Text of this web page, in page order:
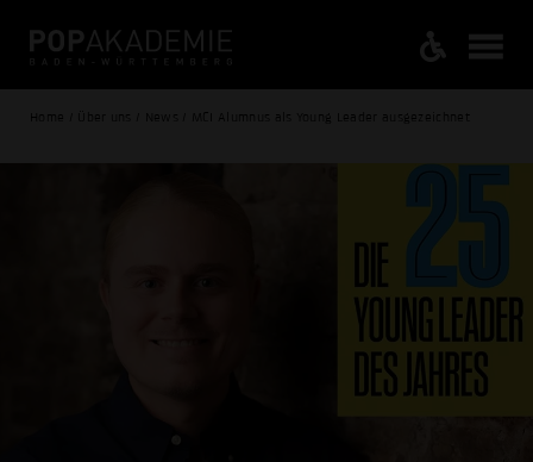
Home / Über uns / News / MCI Alumnus als Young Leader ausgezeichnet